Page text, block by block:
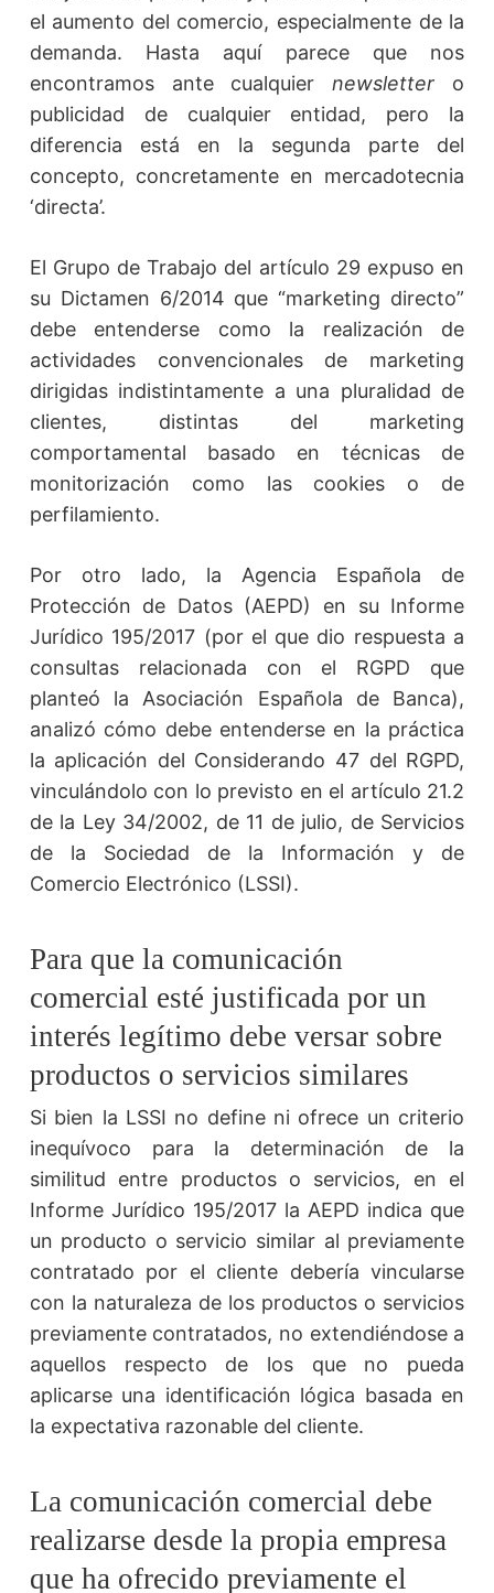
el aumento del comercio, especialmente de la
demanda. Hasta aquí parece que nos
encontramos ante cualquiernewsletter o
publicidad de cualquier entidad, pero la
diferencia está en la segunda parte del
concepto, concretamente en mercadotecnia
‘directa’.
El Grupo de Trabajo del artículo 29 expuso en
su Dictamen 6/2014 que “marketing directo”
debe entenderse como la realización de
actividades convencionales de marketing
dirigidas indistintamente a una pluralidad de
clientes, distintas del marketing
comportamental basado en técnicas de
monitorización como las cookies o de
perfilamiento.
Por otro lado, la Agencia Española de
Protección de Datos (AEPD) en su Informe
Jurídico 195/2017 (por el que dio respuesta a
consultas relacionada con el RGPD que
planteó la Asociación Española de Banca),
analizó cómo debe entenderse en la práctica
la aplicación del Considerando 47 del RGPD,
vinculándolo con lo previsto en el artículo 21.2
de la Ley 34/2002, de 11 de julio, de Servicios
de la Sociedad de la Información y de
Comercio Electrónico (LSSI).
Para que la comunicación
comercial esté justificada por un
interés legítimo debe versar sobre
productos o servicios similares
Si bien la LSSI no define ni ofrece un criterio
inequívoco para la determinación de la
similitud entre productos o servicios, en el
Informe Jurídico 195/2017 la AEPD indica que
un producto o servicio similar al previamente
contratado por el cliente debería vincularse
con la naturaleza de los productos o servicios
previamente contratados, no extendiéndose a
aquellos respecto de los que no pueda
aplicarse una identificación lógica basada en
la expectativa razonable del cliente.
La comunicación comercial debe
realizarse desde la propia empresa
que ha ofrecido previamente el